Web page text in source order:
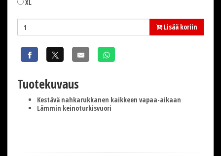
XL
Lisää koriin
Tuotekuvaus
Kestävä nahkarukkanen kaikkeen vapaa-aikaan
Lämmin keinoturkisvuori